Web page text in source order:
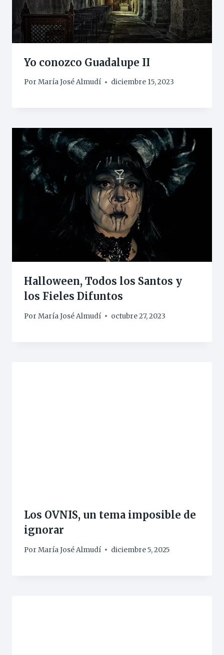
Yo conozco Guadalupe II
Por María José Almudí diciembre 15, 2023
Halloween, Todos los Santos y
los Fieles Difuntos
Por María José Almudí octubre 27, 2023
Los OVNIS, un tema imposible de
ignorar
Por María José Almudí diciembre 5, 2025